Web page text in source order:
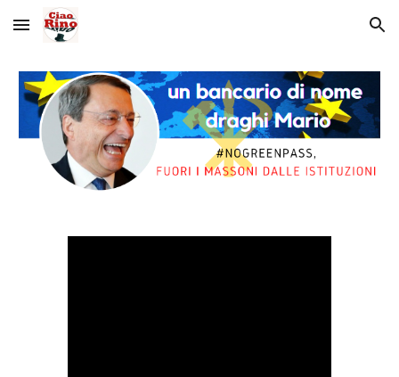
Skip to main content Skip to navigation